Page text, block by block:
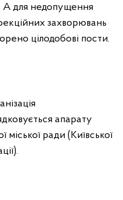
А для недопущення
захворювань
цілодобові пости.
апарату
міської ради (Київської